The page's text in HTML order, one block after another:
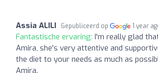
Assia ALILI Gepubliceerd op 1 year
Fantastische ervaring: I'm really glad
Amira, she's very attentive and
the diet to your needs as much as
Amira.